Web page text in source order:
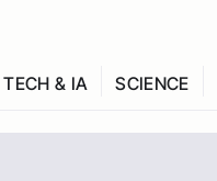
TECH & IA SCIENCE